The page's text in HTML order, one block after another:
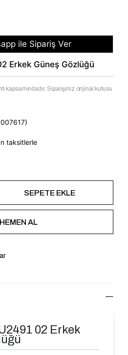
ile Sipariş Ver
Erkek Güneş Gözlüğü
kapsamındadır. Siparişiniz orijinal kutusu
taksitlerle
02 Erkek